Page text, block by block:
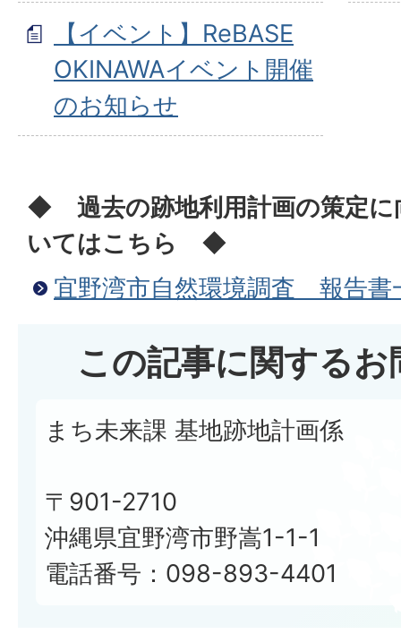
【イベント】ReBASE
OKINAWAイベント開催
のお知らせ
◆ 過去の跡地利用計画の策定に
いてはこちら ◆
宜野湾市自然環境調査 報告書
この記事に関する
まち未来課 基地跡地計画係
〒901-2710
沖縄県宜野湾市野嵩1-1-1
電話番号：098-893-4401